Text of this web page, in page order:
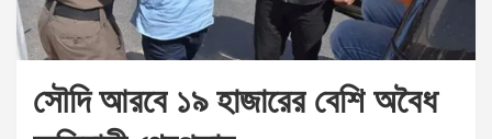
সৌদি আরবে ১৯ হাজারের বেশি অবৈধ